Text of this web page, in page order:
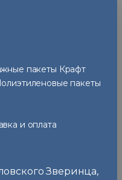
пакеты Крафт
пакеты
и оплата
Зверинца,